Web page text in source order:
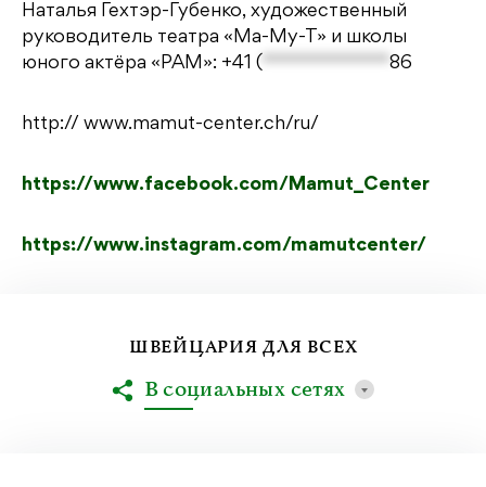
Наталья Гехтэр-Губенко, художественный
руководитель театра «Ма-Му-Т» и школы
юного актёра «РАМ»: +41 ( *************86
http:// www.mamut-center.ch/ru/
https://www.facebook.com/Mamut_Center
https://www.instagram.com/mamutcenter/
ШВЕЙЦАРИЯ ДЛЯ ВСЕХ
В социальных сетях